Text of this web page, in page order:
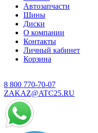
Автозапчасти
Шины
Диски
О компании
Контакты
Личный кабинет
Корзина
8 800 770-70-07
ZAKAZ@ATC25.RU